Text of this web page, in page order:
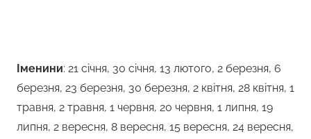
Іменини: 21 січня, 30 січня, 13 лютого, 2 березня, 6
березня, 23 березня, 30 березня, 2 квітня, 28 квітня, 1
травня, 2 травня, 1 червня, 20 червня, 1 липня, 19
липня, 2 вересня, 8 вересня, 15 вересня, 24 вересня,